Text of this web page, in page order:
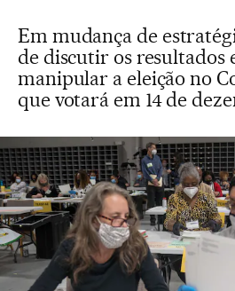
Em mudança de
de discutir os resultados
manipular a eleição no
que votará em 14 de